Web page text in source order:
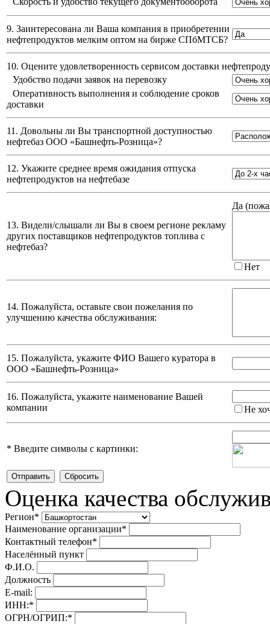
9. Заинтересована ли Ваша компания в приобретении
нефтепродуктов мелким оптом на бирже СПбМТСБ?
10. Оцените удовлетворенность сервисом доставки
Удобство подачи заявок на перевозку
Оперативность выполнения и соблюдение сроков
доставки
11. Довольны ли Вы транспортной доступностью
нефтебаз ООО «Башнефть-Розница»?
12. Укажите среднее время ожидания отпуска
нефтепродуктов на нефтебазе
13. Видели/слышали ли Вы в своем регионе рекламу
других поставщиков нефтепродуктов топлива с
нефтебаз?
Да (
Нет
14. Пожалуйста, оставьте свои пожелания по
улучшению качества обслуживания:
15. Пожалуйста, укажите ФИО Вашего куратора в
ООО «Башнефть-Розница»
16. Пожалуйста, укажите наименование Вашей
компании
Не
* Введите символы с картинки:
Оценка качества
Регион*
Наименование организации*
Контактный телефон*
Населённый пункт
Ф.И.О.
Должность
E-mail:
ИНН:*
ОГРН/ОГРИП:*